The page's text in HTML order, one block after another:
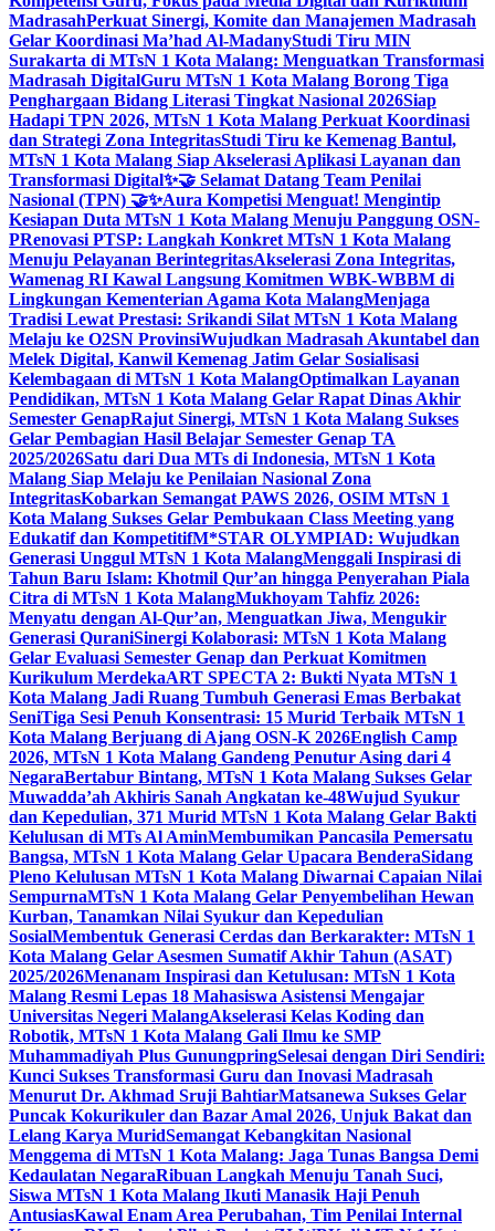
MadrasahPerkuat Sinergi, Komite dan Manajemen Madrasah
Gelar Koordinasi Ma’had Al-MadanyStudi Tiru MIN
Surakarta di MTsN 1 Kota Malang: Menguatkan Transformasi
Madrasah DigitalGuru MTsN 1 Kota Malang Borong Tiga
Penghargaan Bidang Literasi Tingkat Nasional 2026Siap
Hadapi TPN 2026, MTsN 1 Kota Malang Perkuat Koordinasi
dan Strategi Zona IntegritasStudi Tiru ke Kemenag Bantul,
MTsN 1 Kota Malang Siap Akselerasi Aplikasi Layanan dan
Transformasi Digital✨🤝 Selamat Datang Team Penilai
Nasional (TPN) 🤝✨Aura Kompetisi Menguat! Mengintip
Kesiapan Duta MTsN 1 Kota Malang Menuju Panggung OSN-
PRenovasi PTSP: Langkah Konkret MTsN 1 Kota Malang
Menuju Pelayanan BerintegritasAkselerasi Zona Integritas,
Wamenag RI Kawal Langsung Komitmen WBK-WBBM di
Lingkungan Kementerian Agama Kota MalangMenjaga
Tradisi Lewat Prestasi: Srikandi Silat MTsN 1 Kota Malang
Melaju ke O2SN ProvinsiWujudkan Madrasah Akuntabel dan
Melek Digital, Kanwil Kemenag Jatim Gelar Sosialisasi
Kelembagaan di MTsN 1 Kota MalangOptimalkan Layanan
Pendidikan, MTsN 1 Kota Malang Gelar Rapat Dinas Akhir
Semester GenapRajut Sinergi, MTsN 1 Kota Malang Sukses
Gelar Pembagian Hasil Belajar Semester Genap TA
2025/2026Satu dari Dua MTs di Indonesia, MTsN 1 Kota
Malang Siap Melaju ke Penilaian Nasional Zona
IntegritasKobarkan Semangat PAWS 2026, OSIM MTsN 1
Kota Malang Sukses Gelar Pembukaan Class Meeting yang
Edukatif dan KompetitifM*STAR OLYMPIAD: Wujudkan
Generasi Unggul MTsN 1 Kota MalangMenggali Inspirasi di
Tahun Baru Islam: Khotmil Qur’an hingga Penyerahan Piala
Citra di MTsN 1 Kota MalangMukhoyam Tahfiz 2026:
Menyatu dengan Al-Qur’an, Menguatkan Jiwa, Mengukir
Generasi QuraniSinergi Kolaborasi: MTsN 1 Kota Malang
Gelar Evaluasi Semester Genap dan Perkuat Komitmen
Kurikulum MerdekaART SPECTA 2: Bukti Nyata MTsN 1
Kota Malang Jadi Ruang Tumbuh Generasi Emas Berbakat
SeniTiga Sesi Penuh Konsentrasi: 15 Murid Terbaik MTsN 1
Kota Malang Berjuang di Ajang OSN-K 2026English Camp
2026, MTsN 1 Kota Malang Gandeng Penutur Asing dari 4
NegaraBertabur Bintang, MTsN 1 Kota Malang Sukses Gelar
Muwadda’ah Akhiris Sanah Angkatan ke-48Wujud Syukur
dan Kepedulian, 371 Murid MTsN 1 Kota Malang Gelar Bakti
Kelulusan di MTs Al AminMembumikan Pancasila Pemersatu
Bangsa, MTsN 1 Kota Malang Gelar Upacara BenderaSidang
Pleno Kelulusan MTsN 1 Kota Malang Diwarnai Capaian Nilai
SempurnaMTsN 1 Kota Malang Gelar Penyembelihan Hewan
Kurban, Tanamkan Nilai Syukur dan Kepedulian
SosialMembentuk Generasi Cerdas dan Berkarakter: MTsN 1
Kota Malang Gelar Asesmen Sumatif Akhir Tahun (ASAT)
2025/2026Menanam Inspirasi dan Ketulusan: MTsN 1 Kota
Malang Resmi Lepas 18 Mahasiswa Asistensi Mengajar
Universitas Negeri MalangAkselerasi Kelas Koding dan
Robotik, MTsN 1 Kota Malang Gali Ilmu ke SMP
Muhammadiyah Plus GunungpringSelesai dengan Diri Sendiri:
Kunci Sukses Transformasi Guru dan Inovasi Madrasah
Menurut Dr. Akhmad Sruji BahtiarMatsanewa Sukses Gelar
Puncak Kokurikuler dan Bazar Amal 2026, Unjuk Bakat dan
Lelang Karya MuridSemangat Kebangkitan Nasional
Menggema di MTsN 1 Kota Malang: Jaga Tunas Bangsa Demi
Kedaulatan NegaraRibuan Langkah Menuju Tanah Suci,
Siswa MTsN 1 Kota Malang Ikuti Manasik Haji Penuh
AntusiasKawal Enam Area Perubahan, Tim Penilai Internal